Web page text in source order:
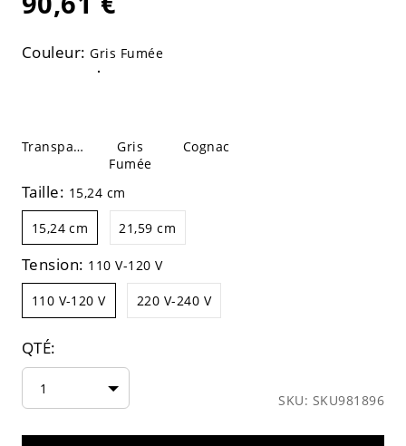
Couleur:Gris Fumée
Transparent
Gris
Fumée
Cognac
Taille: 15,24 cm
15,24 cm 21,59 cm
Tension: 110 V-120 V
110 V-120 V 220 V-240 V
QTÉ:
1
SKU: SKU981896